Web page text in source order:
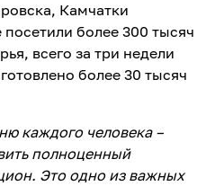
Камчатки
более 300 тысяч
всего за три недели
более 30 тысяч
каждого человека –
полноценный
Это одно из важных